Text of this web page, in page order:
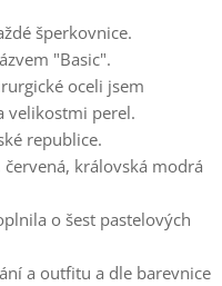
šperkovnice.
"Basic".
oceli jsem
velikostmi perel.
republice.
královská modrá
o šest pastelových
a outfitu a dle barevnice